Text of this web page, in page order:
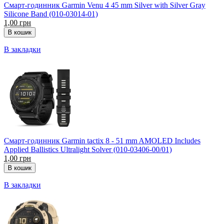
Смарт-годинник Garmin Venu 4 45 mm Silver with Silver Gray
Silicone Band (010-03014-01)
1,00 грн
В закладки
Смарт-годинник Garmin tactix 8 - 51 mm AMOLED Includes
Applied Ballistics Ultralight Solver (010-03406-00/01)
1,00 грн
В закладки